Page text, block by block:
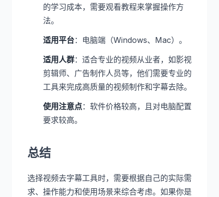
的学习成本，需要观看教程来掌握操作方
法。
适用平台：电脑端（Windows、Mac）。
适用人群：适合专业的视频从业者，如影视
剪辑师、广告制作人员等，他们需要专业的
工具来完成高质量的视频制作和字幕去除。
使用注意点：软件价格较高，且对电脑配置
要求较高。
总结
选择视频去字幕工具时，需要根据自己的实际需
求、操作能力和使用场景来综合考虑。如果你是